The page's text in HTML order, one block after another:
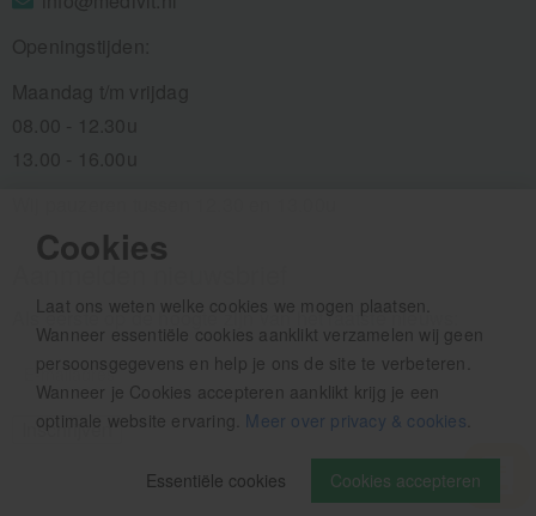
Cookies
Laat ons weten welke cookies we mogen plaatsen.
Wanneer essentiële cookies aanklikt verzamelen wij geen
persoonsgegevens en help je ons de site te verbeteren.
Wanneer je Cookies accepteren aanklikt krijg je een
optimale website ervaring. Meer over privacy & cookies
Cookies accepteren
Essentiële cookies
Als eerste op de hoogte zijn van het laatste nieuws: